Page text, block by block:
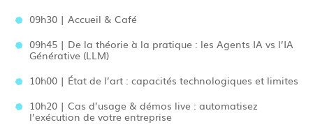
09h30 | Accueil & Café
09h45 | De la théorie à la pratique : les Agents IA vs l’IA
Générative (LLM)
10h00 | État de l’art : capacités technologiques et limites
10h20 | Cas d’usage & démos live : automatisez
l’exécution de votre entreprise